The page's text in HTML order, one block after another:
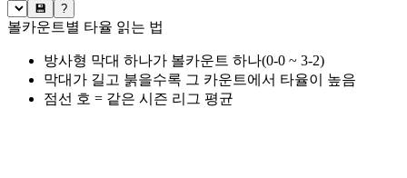
💾 ?
볼카운트별 타율 읽는 법
방사형 막대 하나가 볼카운트 하나(0-0 ~ 3-2)
막대가 길고 붉을수록 그 카운트에서 타율이 높음
점선 호 = 같은 시즌 리그 평균